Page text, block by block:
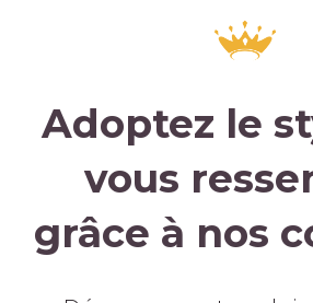
Adoptez le
vous
grâce à nos